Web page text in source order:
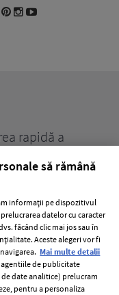
rapidă a
si conditii
să rămână
informații pe dispozitivul
datelor cu caracter
făcând clic mai jos sau în
Aceste alegeri vor fi
Mai multe detalii
de publicitate
date analitice) prelucram
pentru a personaliza